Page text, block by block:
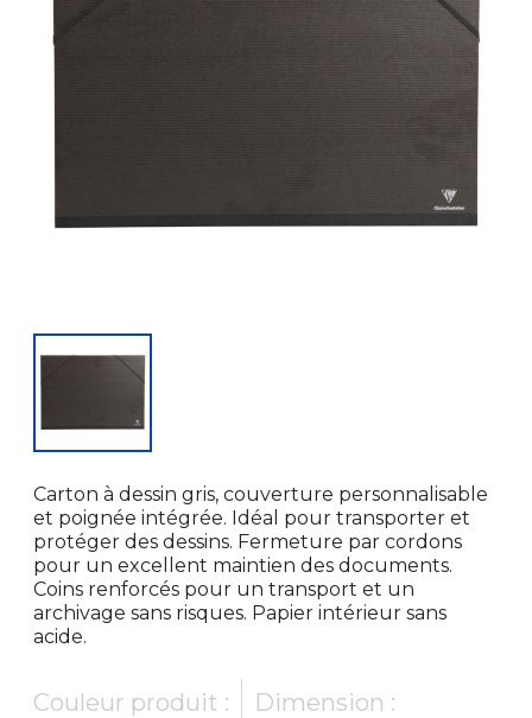
Carton à dessin gris, couverture personnalisable
et poignée intégrée. Idéal pour transporter et
protéger des dessins. Fermeture par cordons
pour un excellent maintien des documents.
Coins renforcés pour un transport et un
archivage sans risques. Papier intérieur sans
acide.
Couleur produit : Dimension :